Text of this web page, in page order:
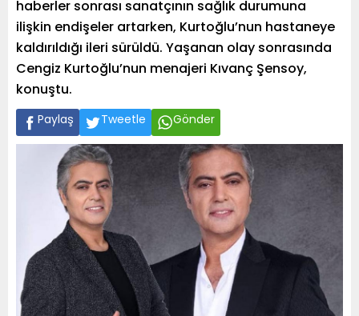
haberler sonrası sanatçının sağlık durumuna
ilişkin endişeler artarken, Kurtoğlu’nun hastaneye
kaldırıldığı ileri sürüldü. Yaşanan olay sonrasında
Cengiz Kurtoğlu’nun menajeri Kıvanç Şensoy,
konuştu.
Paylaş Tweetle Gönder